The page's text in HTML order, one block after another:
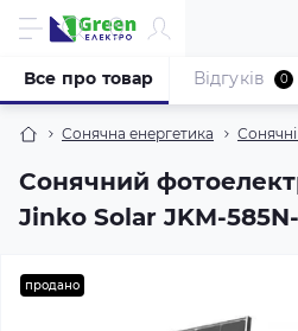
Сонячна енергетика Сонячні
Сонячний
Jinko Solar JKM-
Все про товар Відгуків 0
продано